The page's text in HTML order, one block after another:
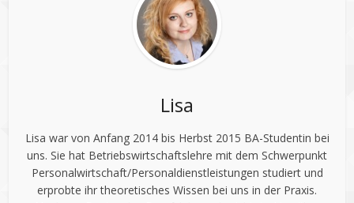
Lisa
Lisa war von Anfang 2014 bis Herbst 2015 BA-Studentin bei
uns. Sie hat Betriebswirtschaftslehre mit dem Schwerpunkt
Personalwirtschaft/Personaldienstleistungen studiert und
erprobte ihr theoretisches Wissen bei uns in der Praxis.